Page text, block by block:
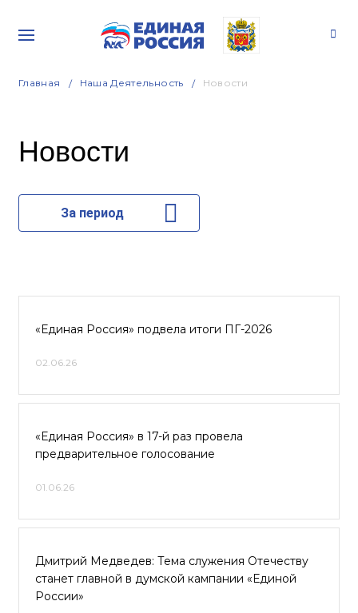
Главная Наша Деятельность Новости
Новости
За период
«Единая Россия» подвела итоги ПГ-2026
02.06.26
«Единая Россия» в 17-й раз провела
предварительное голосование
01.06.26
Дмитрий Медведев: Тема служения Отечеству
станет главной в думской кампании «Единой
России»